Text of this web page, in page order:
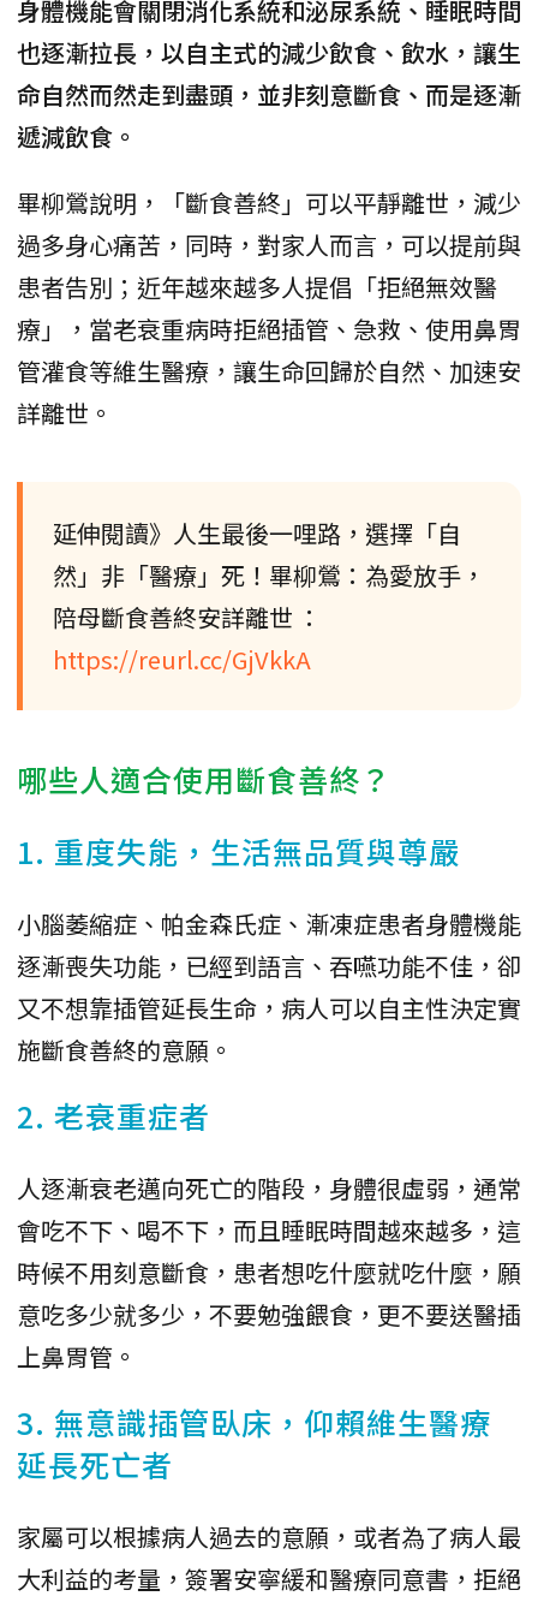
身體機能會關閉消化系統和泌尿系統、睡眠時間
也逐漸拉長，以自主式的減少飲食、飲水，讓生
命自然而然走到盡頭，並非刻意斷食、而是逐漸
遞減飲食。
畢柳鶯說明，「斷食善終」可以平靜離世，減少
過多身心痛苦，同時，對家人而言，可以提前與
患者告別；近年越來越多人提倡「拒絕無效醫
療」，當老衰重病時拒絕插管、急救、使用鼻胃
管灌食等維生醫療，讓生命回歸於自然、加速安
詳離世。
延伸閱讀》人生最後一哩路，選擇「自
然」非「醫療」死！畢柳鶯：為愛放手，
陪母斷食善終安詳離世 ：
https://reurl.cc/GjVkkA
哪些人適合使用斷食善終？
1. 重度失能，生活無品質與尊嚴
小腦萎縮症、帕金森氏症、漸凍症患者身體機能
逐漸喪失功能，已經到語言、吞嚥功能不佳，卻
又不想靠插管延長生命，病人可以自主性決定實
施斷食善終的意願。
2. 老衰重症者
人逐漸衰老邁向死亡的階段，身體很虛弱，通常
會吃不下、喝不下，而且睡眠時間越來越多，這
時候不用刻意斷食，患者想吃什麼就吃什麼，願
意吃多少就多少，不要勉強餵食，更不要送醫插
上鼻胃管。
3. 無意識插管臥床，仰賴維生醫療
延長死亡者
家屬可以根據病人過去的意願，或者為了病人最
大利益的考量，簽署安寧緩和醫療同意書，拒絕